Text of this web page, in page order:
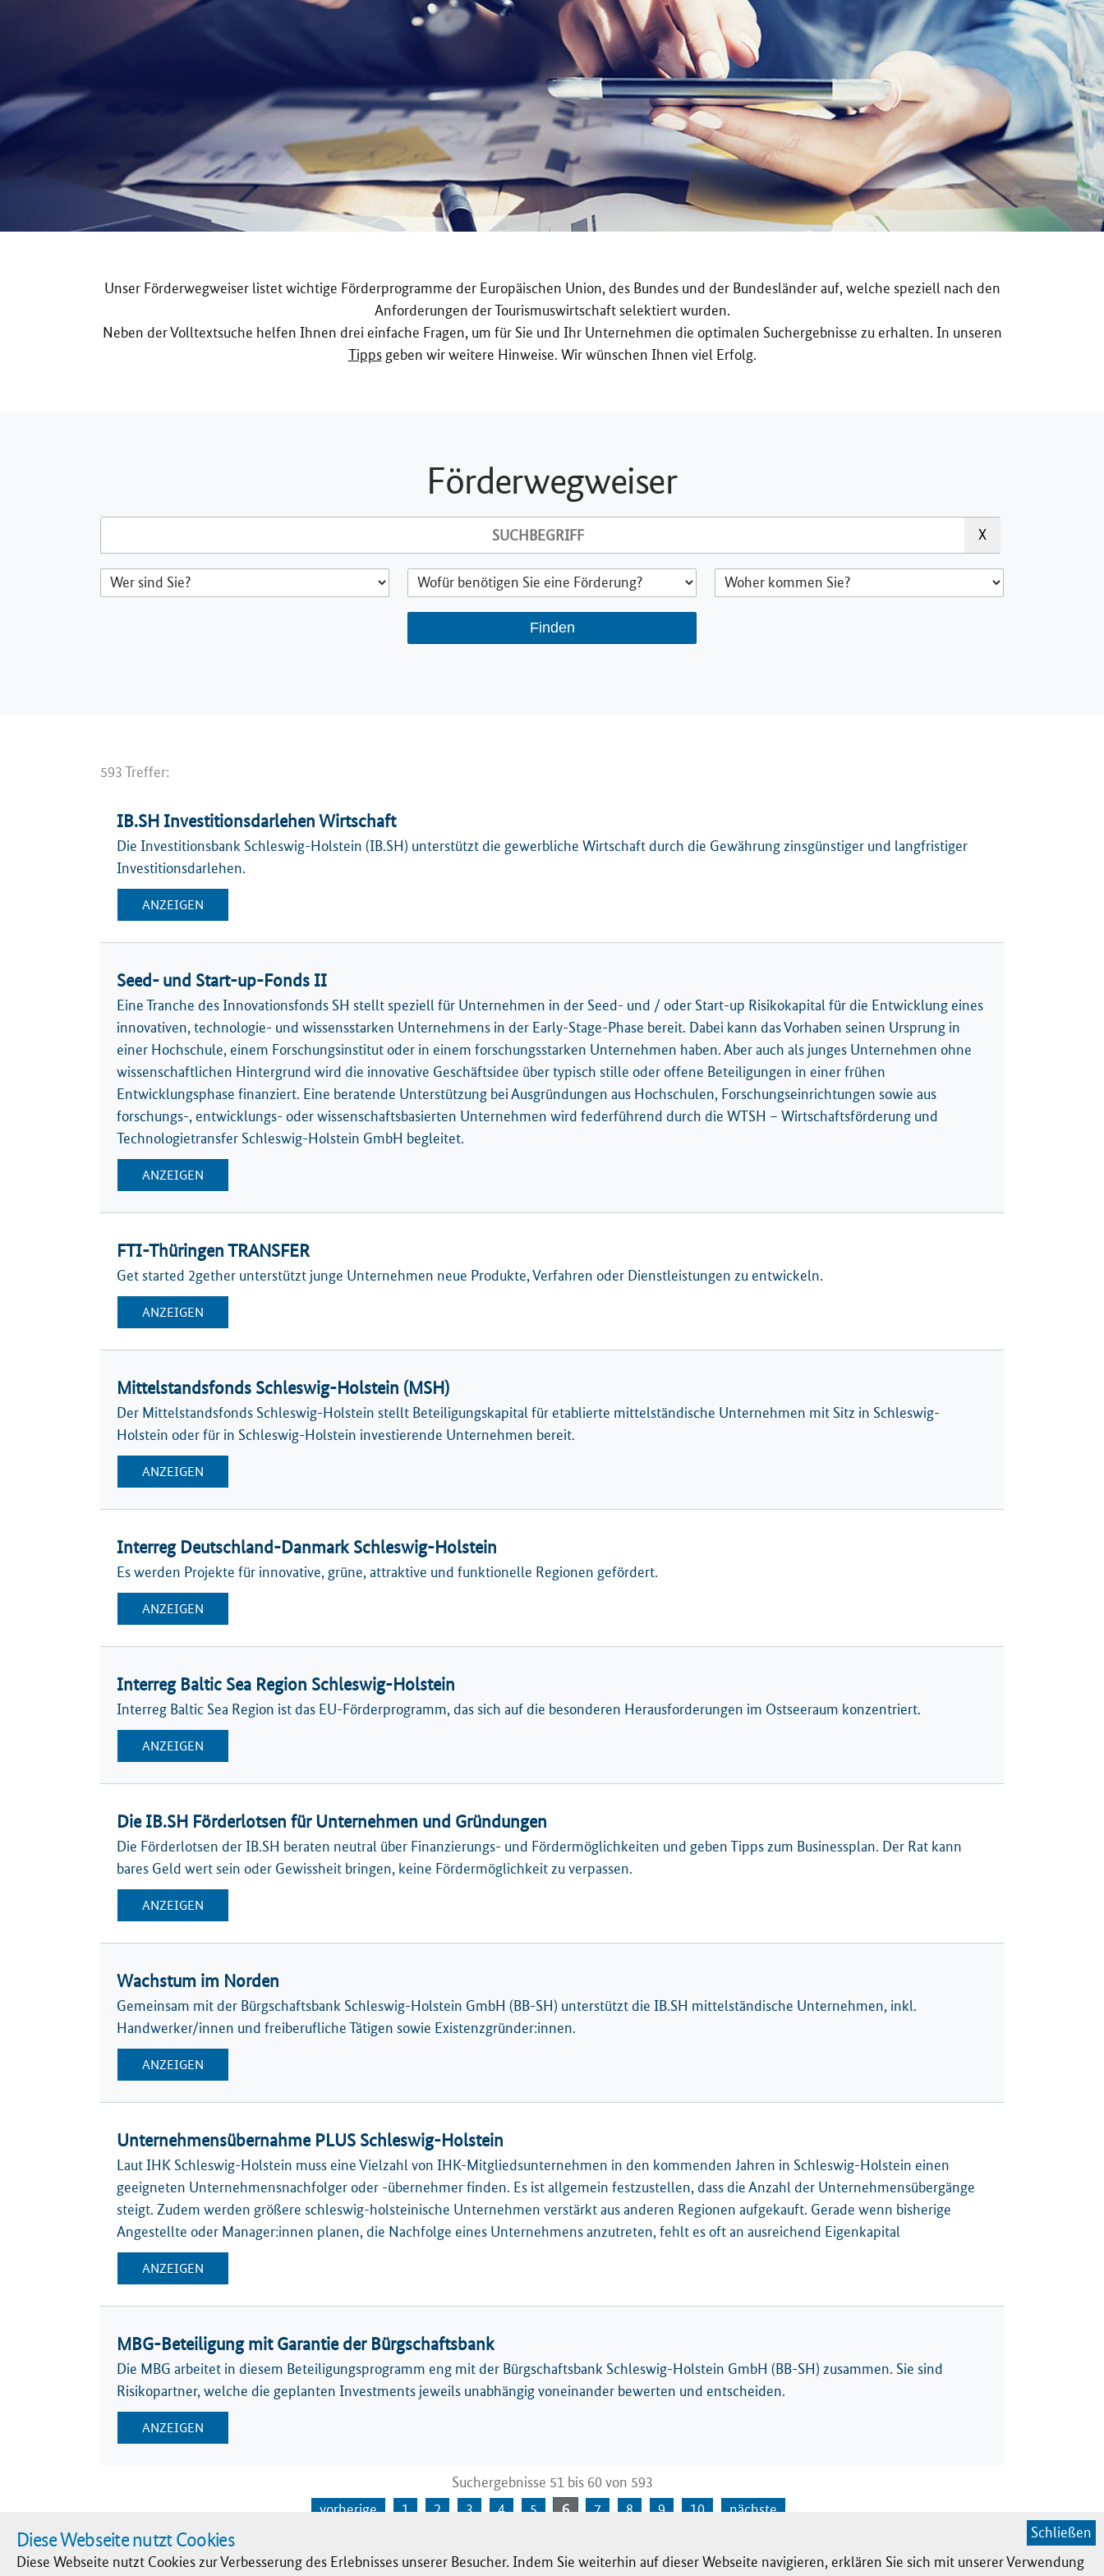
Schließen
Diese Webseite nutzt Cookies
Diese Webseite nutzt Cookies zur Verbesserung des Erlebnisses unserer Besucher. Indem Sie weiterhin auf dieser Webseite navigieren, erklären Sie sich mit unserer Verwendung
Unser Förderwegweiser listet wichtige Förderprogramme der Europäischen Union, des Bundes und der Bundesländer auf, welche speziell nach den
Anforderungen der Tourismuswirtschaft selektiert wurden.
Neben der Volltextsuche helfen Ihnen drei einfache Fragen, um für Sie und Ihr Unternehmen die optimalen Suchergebnisse zu erhalten. In unseren
Tippsgeben wir weitere Hinweise. Wir wünschen Ihnen viel Erfolg.
Förderwegweiser
593 Treffer:
IB.SH Investitionsdarlehen Wirtschaft
Die Investitionsbank Schleswig-Holstein (IB.SH) unterstützt die gewerbliche Wirtschaft durch die Gewährung zinsgünstiger und langfristiger
Investitionsdarlehen.
ANZEIGEN
Seed- und Start-up-Fonds II
Eine Tranche des Innovationsfonds SH stellt speziell für Unternehmen in der Seed- und / oder Start-up Risikokapital für die Entwicklung eines
innovativen, technologie- und wissensstarken Unternehmens in der Early-Stage-Phase bereit. Dabei kann das Vorhaben seinen Ursprung in
einer Hochschule, einem Forschungsinstitut oder in einem forschungsstarken Unternehmen haben. Aber auch als junges Unternehmen ohne
wissenschaftlichen Hintergrund wird die innovative Geschäftsidee über typisch stille oder offene Beteiligungen in einer frühen
Entwicklungsphase finanziert. Eine beratende Unterstützung bei Ausgründungen aus Hochschulen, Forschungseinrichtungen sowie aus
forschungs-, entwicklungs- oder wissenschaftsbasierten Unternehmen wird federführend durch die WTSH – Wirtschaftsförderung und
Technologietransfer Schleswig-Holstein GmbH begleitet.
ANZEIGEN
FTI-Thüringen TRANSFER
Get started 2gether unterstützt junge Unternehmen neue Produkte, Verfahren oder Dienstleistungen zu entwickeln.
ANZEIGEN
Mittelstandsfonds Schleswig-Holstein (MSH)
Der Mittelstandsfonds Schleswig-Holstein stellt Beteiligungskapital für etablierte mittelständische Unternehmen mit Sitz in Schleswig-
Holstein oder für in Schleswig-Holstein investierende Unternehmen bereit.
ANZEIGEN
Interreg Deutschland-Danmark Schleswig-Holstein
Es werden Projekte für innovative, grüne, attraktive und funktionelle Regionen gefördert.
ANZEIGEN
Interreg Baltic Sea Region Schleswig-Holstein
Interreg Baltic Sea Region ist das EU-Förderprogramm, das sich auf die besonderen Herausforderungen im Ostseeraum konzentriert.
ANZEIGEN
Die IB.SH Förderlotsen für Unternehmen und Gründungen
Die Förderlotsen der IB.SH beraten neutral über Finanzierungs- und Fördermöglichkeiten und geben Tipps zum Businessplan. Der Rat kann
bares Geld wert sein oder Gewissheit bringen, keine Fördermöglichkeit zu verpassen.
ANZEIGEN
Wachstum im Norden
Gemeinsam mit der Bürgschaftsbank Schleswig-Holstein GmbH (BB-SH) unterstützt die IB.SH mittelständische Unternehmen, inkl.
Handwerker/innen und freiberufliche Tätigen sowie Existenzgründer:innen.
ANZEIGEN
Unternehmensübernahme PLUS Schleswig-Holstein
Laut IHK Schleswig-Holstein muss eine Vielzahl von IHK-Mitgliedsunternehmen in den kommenden Jahren in Schleswig-Holstein einen
geeigneten Unternehmensnachfolger oder -übernehmer finden. Es ist allgemein festzustellen, dass die Anzahl der Unternehmensübergänge
steigt. Zudem werden größere schleswig-holsteinische Unternehmen verstärkt aus anderen Regionen aufgekauft. Gerade wenn bisherige
Angestellte oder Manager:innen planen, die Nachfolge eines Unternehmens anzutreten, fehlt es oft an ausreichend Eigenkapital
ANZEIGEN
MBG-Beteiligung mit Garantie der Bürgschaftsbank
Die MBG arbeitet in diesem Beteiligungsprogramm eng mit der Bürgschaftsbank Schleswig-Holstein GmbH (BB-SH) zusammen. Sie sind
Risikopartner, welche die geplanten Investments jeweils unabhängig voneinander bewerten und entscheiden.
ANZEIGEN
Suchergebnisse 51 bis 60 von 593
vorherige
1 2 3 4 5 6 7 8 9 10 nächste